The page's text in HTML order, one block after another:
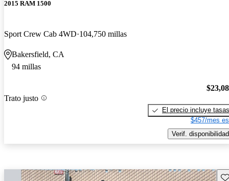
2015 RAM 1500
Sport Crew Cab 4WD 104,750 millas
Bakersfield, CA
94 millas
Trato justo
El precio incluye tasas
$457/mes
Verif. disponibilidad